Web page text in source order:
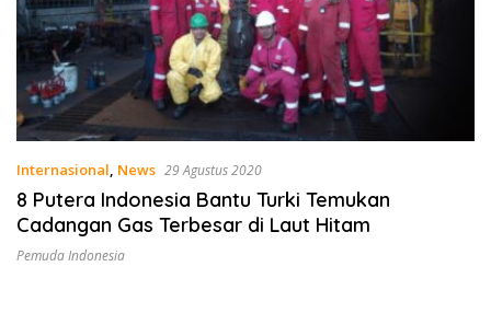
Internasional, News 29 Agustus 2020
8 Putera Indonesia Bantu Turki Temukan
Cadangan Gas Terbesar di Laut Hitam
Pemuda Indonesia